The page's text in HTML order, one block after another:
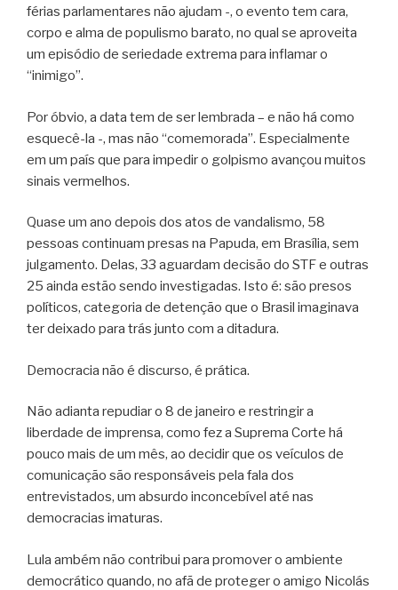
férias parlamentares não ajudam -, o evento tem cara,
corpo e alma de populismo barato, no qual se aproveita
um episódio de seriedade extrema para inflamar o
“inimigo”.
Por óbvio, a data tem de ser lembrada – e não há como
esquecê-la -, mas não “comemorada”. Especialmente
em um país que para impedir o golpismo avançou muitos
sinais vermelhos.
Quase um ano depois dos atos de vandalismo, 58
pessoas continuam presas na Papuda, em Brasília, sem
julgamento. Delas, 33 aguardam decisão do STF e outras
25 ainda estão sendo investigadas. Isto é: são presos
políticos, categoria de detenção que o Brasil imaginava
ter deixado para trás junto com a ditadura.
Democracia não é discurso, é prática.
Não adianta repudiar o 8 de janeiro e restringir a
liberdade de imprensa, como fez a Suprema Corte há
pouco mais de um mês, ao decidir que os veículos de
comunicação são responsáveis pela fala dos
entrevistados, um absurdo inconcebível até nas
democracias imaturas.
Lula ambém não contribui para promover o ambiente
democrático quando, no afã de proteger o amigo Nicolás